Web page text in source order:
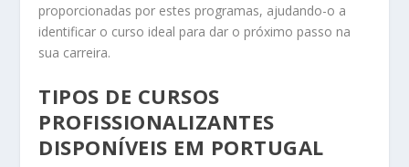
proporcionadas por estes programas, ajudando-o a
identificar o curso ideal para dar o próximo passo na
sua carreira.
TIPOS DE CURSOS
PROFISSIONALIZANTES
DISPONÍVEIS EM PORTUGAL